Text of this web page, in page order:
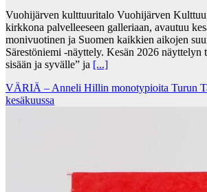
Vuohijärven kulttuuritalo Vuohijärven
kirkkona palvelleeseen galleriaan, avautuu
monivuotinen ja Suomen kaikkien aikojen
Särestöniemi -näyttely. Kesän 2026 näyttelyn
sisään ja syvälle” ja [...]
VÄRIÄ – Anneli Hillin monotypioita Turun
kesäkuussa